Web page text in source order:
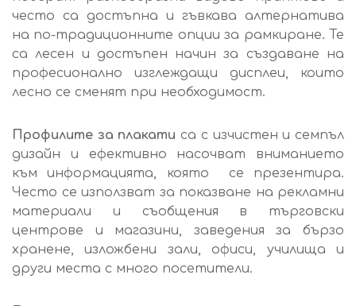
често са достъпна и гъвкава алтернатива
на по-традиционните опции за рамкиране. Те
са лесен и достъпен начин за създаване на
професионално изглеждащи дисплеи, които
лесно се сменят при необходимост.
Профилите за плакати са с изчистен и семпъл
дизайн и ефективно насочват вниманието
към информацията, която се презентира.
Често се използват за показване на рекламни
материали и съобщения в търговски
центрове и магазини, заведения за бързо
хранене, изложбени зали, офиси, училища и
други места с много посетители.